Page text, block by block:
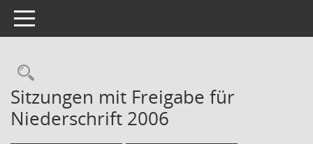
Toggle navigation
Rechercheauswahl
Sitzungen mit Freigabe für
Niederschrift 2006